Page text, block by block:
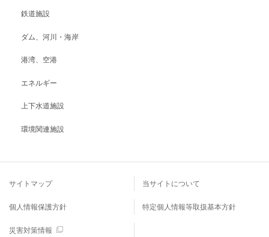
鉄道施設
ダム、河川・海岸
港湾、空港
エネルギー
上下水道施設
環境関連施設
サイトマップ 当サイトについて
個人情報保護方針 特定個人情報等取扱基本方針
災害対策情報